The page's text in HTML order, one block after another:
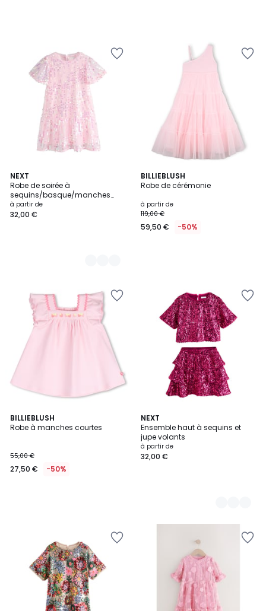
NEXT
Robe de soirée à
sequins/basque/manches
ange
à partir de
32,00 €
2
Couleurs
BILLIEBLUSH
Robe de cérémonie
à partir de
119,00 €
59,50 € -50%
BILLIEBLUSH
Robe à manches courtes
55,00 €
27,50 € -50%
NEXT
Ensemble haut à sequins et
jupe volants
à partir de
32,00 €
2
Couleurs